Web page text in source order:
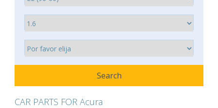
CAR PARTS FOR Acura